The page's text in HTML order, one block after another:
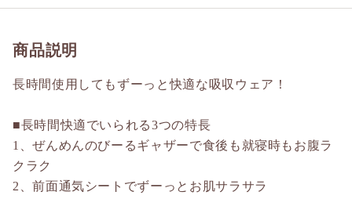
商品説明
長時間使用してもずーっと快適な吸収ウェア！
■長時間快適でいられる3つの特長
1、ぜんめんのびーるギャザーで食後も就寝時もお腹ラ
クラク
2、前面通気シートでずーっとお肌サラサラ